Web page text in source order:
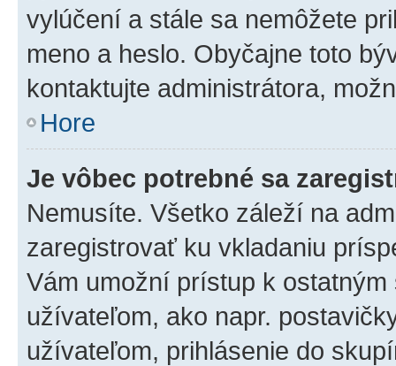
vylúčení a stále sa nemôžete
meno a heslo. Obyčajne toto
kontaktujte administrátora,
Hore
Je vôbec potrebné sa
Nemusíte. Všetko záleží na
zaregistrovať ku vkladaniu
Vám umožní prístup k
užívateľom, ako napr.
užívateľom, prihlásenie do